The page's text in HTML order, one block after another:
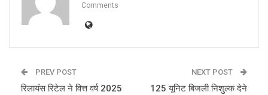
Comments
PREV POST
रिलायंस रिटेल ने वित्त वर्ष 2025
NEXT POST
125 यूनिट बिजली निशुल्क देने